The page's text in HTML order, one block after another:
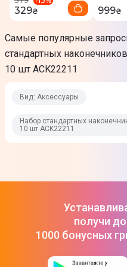
329₴ 999₴
Самые популярные
стандартных
10 шт ACK22211
Вид: Аксессуары
Набор стандартных
10 шт ACK22211
получи
1000 бонусных